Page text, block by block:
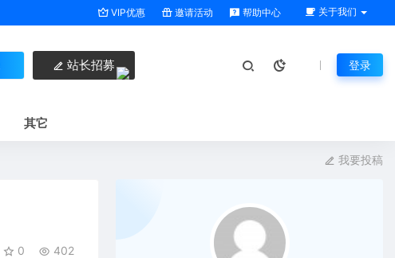
VIP优惠 邀请活动 帮助中心 关于我们
站长招募 登录
其它
我要投稿
0 402